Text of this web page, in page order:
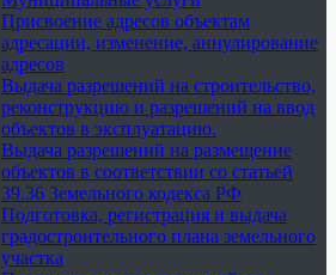
Присвоение адресов объектам
адресации, изменение, аннулирование
адресов
Выдача разрешений на строительство,
реконструкцию и разрешений на ввод
объектов в эксплуатацию.
Выдача разрешений на размещение
объектов в соответствии со статьей
39.36 Земельного кодекса РФ
Подготовка, регистрация и выдача
градостроительного плана земельного
участка